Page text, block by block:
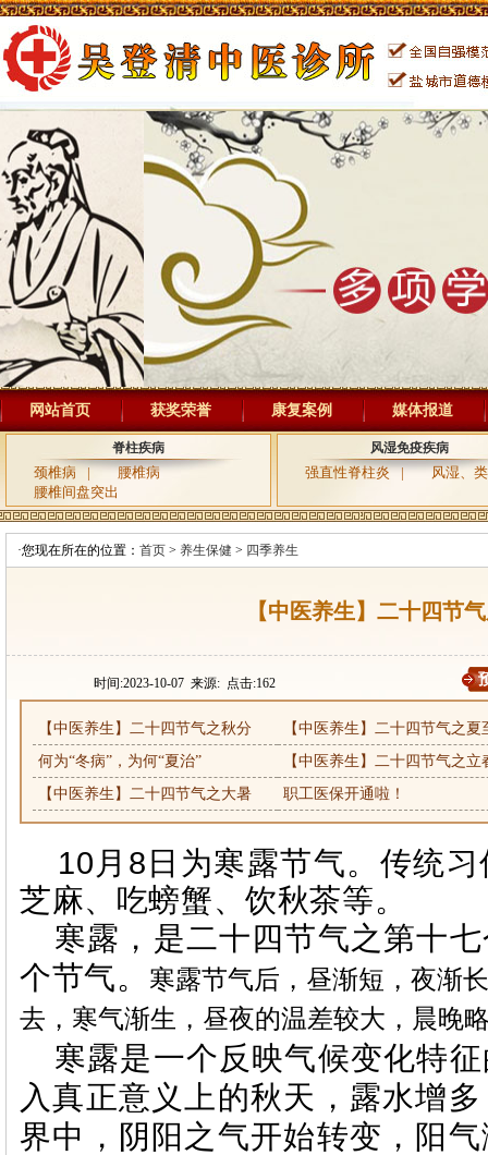
网站首页 获奖荣誉 康复案例 媒体报道
脊柱疾病
颈椎病 |
腰椎病
腰椎间盘突出
风湿免疫疾病
强直性脊柱炎 | 风湿、
·您现在所在的位置： 首页 > 养生保健 > 四季养生
【中医养生】二十四节
时间:2023-10-07 来源: 点击:162
【中医养生】二十四节气之秋分
【中医养生】二十四节气之夏
何为“冬病”，为何“夏治”
【中医养生】二十四节气之立
【中医养生】二十四节气之大暑
职工医保开通啦！
10 月 8 日为寒露节气。传统
芝麻、吃螃蟹、饮秋茶等。
寒露，是二十四节气之第十
个节气。
寒露节气后，昼渐短，夜渐
去，寒气渐生，昼夜的温差较大，晨晚
寒露是一个反映气候变化特
入真正意义上的秋天，露水增
界中，阴阳之气开始转变，阳